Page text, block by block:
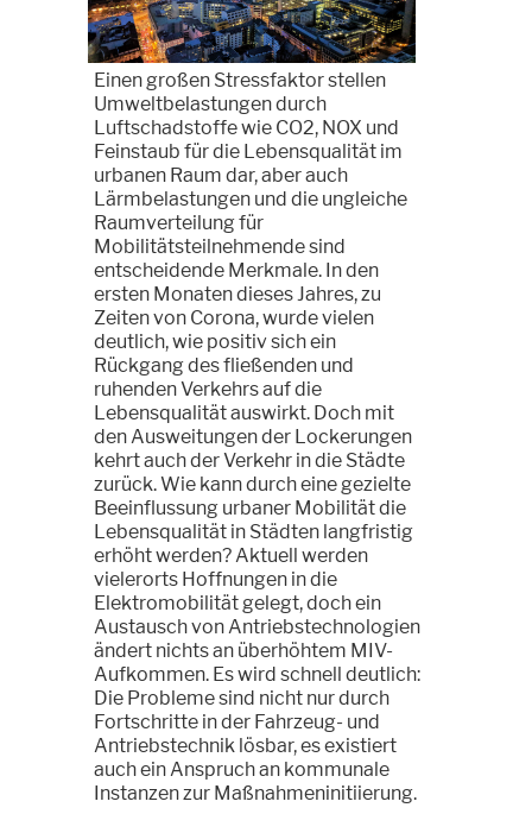
Einen großen Stressfaktor stellen
Umweltbelastungen durch
Luftschadstoffe wie CO2, NOX und
Feinstaub für die Lebensqualität im
urbanen Raum dar, aber auch
Lärmbelastungen und die ungleiche
Raumverteilung für
Mobilitätsteilnehmende sind
entscheidende Merkmale. In den
ersten Monaten dieses Jahres, zu
Zeiten von Corona, wurde vielen
deutlich, wie positiv sich ein
Rückgang des fließenden und
ruhenden Verkehrs auf die
Lebensqualität auswirkt. Doch mit
den Ausweitungen der Lockerungen
kehrt auch der Verkehr in die Städte
zurück. Wie kann durch eine gezielte
Beeinflussung urbaner Mobilität die
Lebensqualität in Städten langfristig
erhöht werden? Aktuell werden
vielerorts Hoffnungen in die
Elektromobilität gelegt, doch ein
Austausch von Antriebstechnologien
ändert nichts an überhöhtem MIV-
Aufkommen. Es wird schnell deutlich:
Die Probleme sind nicht nur durch
Fortschritte in der Fahrzeug- und
Antriebstechnik lösbar, es existiert
auch ein Anspruch an kommunale
Instanzen zur Maßnahmeninitiierung.